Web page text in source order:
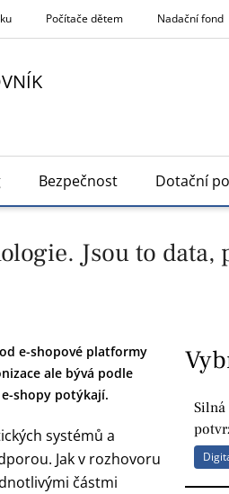
Počítače dětem Nadační fond
Bezpečnost Dotační
Jsou to
e-shopové platformy
ale bývá podle
shopy potýkají.
systémů a
Jak v rozhovoru
částmi